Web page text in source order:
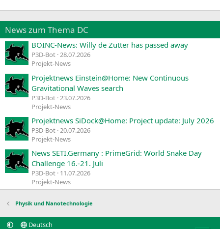
News zum Thema DC
BOINC-News: Willy de Zutter has passed away
P3D-Bot 28.07.2026
Projekt-News
Projektnews Einstein@Home: New Continuous
Gravitational Waves search
P3D-Bot 23.07.2026
Projekt-News
Projektnews SiDock@Home: Project update: July 2026
P3D-Bot 20.07.2026
Projekt-News
News SETI.Germany : PrimeGrid: World Snake Day
Challenge 16.-21. Juli
P3D-Bot 11.07.2026
Projekt-News
Physik und Nanotechnologie
Deutsch